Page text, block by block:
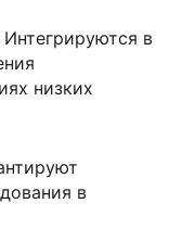
Интегрируются в
низких
в